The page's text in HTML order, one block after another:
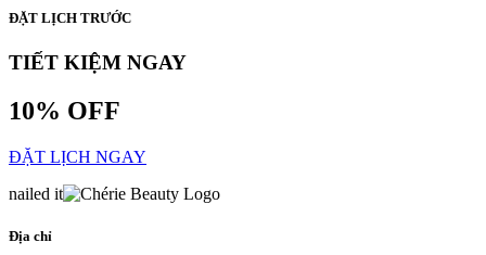
ĐẶT LỊCH TRƯỚC
TIẾT KIỆM NGAY
10% OFF
ĐẶT LỊCH NGAY
nailed it
Địa chỉ